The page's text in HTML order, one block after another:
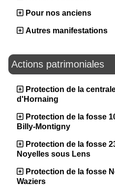
Pour nos anciens
Autres manifestations
Actions patrimoniales
Protection de la
d'Hornaing
Protection de la fosse
Billy-Montigny
Protection de la fosse
Noyelles sous Lens
Protection de la fosse
Waziers